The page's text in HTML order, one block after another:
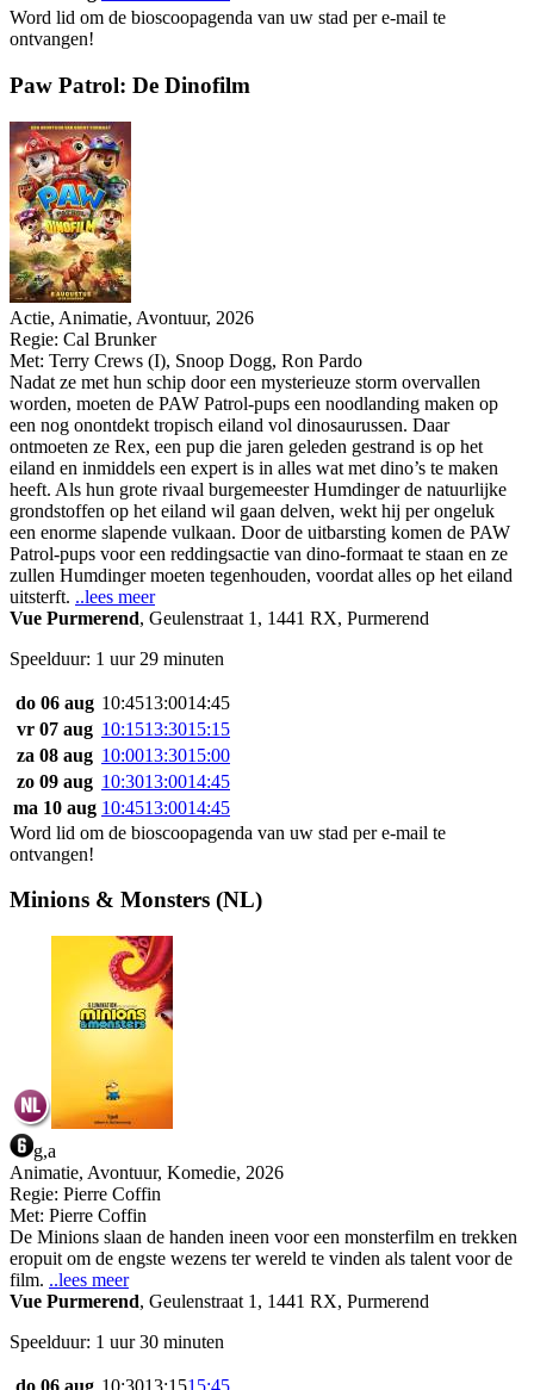
Word lid om de bioscoopagenda van uw stad per e-mail te
ontvangen!
Paw Patrol: De Dinofilm
Actie, Animatie, Avontuur, 2026
Regie: Cal Brunker
Met: Terry Crews (I), Snoop Dogg, Ron Pardo
Nadat ze met hun schip door een mysterieuze storm overvallen
worden, moeten de PAW Patrol-pups een noodlanding maken op
een nog onontdekt tropisch eiland vol dinosaurussen. Daar
ontmoeten ze Rex, een pup die jaren geleden gestrand is op het
eiland en inmiddels een expert is in alles wat met dino’s te maken
heeft. Als hun grote rivaal burgemeester Humdinger de natuurlijke
grondstoffen op het eiland wil gaan delven, wekt hij per ongeluk
een enorme slapende vulkaan. Door de uitbarsting komen de PAW
Patrol-pups voor een reddingsactie van dino-formaat te staan en ze
zullen Humdinger moeten tegenhouden, voordat alles op het eiland
uitsterft. ..lees meer
Vue Purmerend, Geulenstraat 1, 1441 RX, Purmerend
Speelduur: 1 uur 29 minuten
do 06 aug 10:4513:0014:45
vr 07 aug 10:1513:3015:15
za 08 aug 10:0013:3015:00
zo 09 aug 10:3013:0014:45
ma 10 aug 10:4513:0014:45
Word lid om de bioscoopagenda van uw stad per e-mail te
ontvangen!
Minions & Monsters (NL)
g,a
Animatie, Avontuur, Komedie, 2026
Regie: Pierre Coffin
Met: Pierre Coffin
De Minions slaan de handen ineen voor een monsterfilm en trekken
eropuit om de engste wezens ter wereld te vinden als talent voor de
film. ..lees meer
Vue Purmerend, Geulenstraat 1, 1441 RX, Purmerend
Speelduur: 1 uur 30 minuten